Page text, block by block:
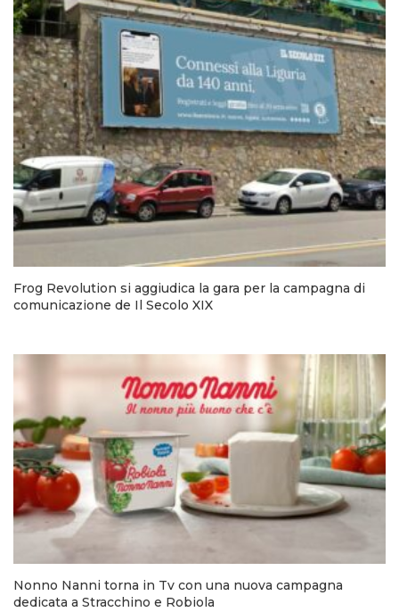
Frog Revolution si aggiudica la gara per la campagna di
comunicazione de Il Secolo XIX
Nonno Nanni torna in Tv con una nuova campagna
dedicata a Stracchino e Robiola